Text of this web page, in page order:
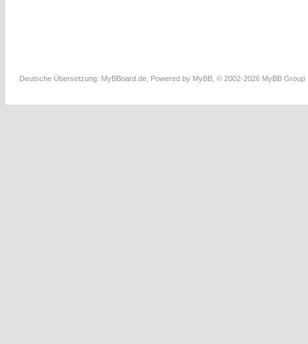
Deutsche Übersetzung: MyBBoard.de , Powered by MyBB , © 2002-2026 MyBB Group